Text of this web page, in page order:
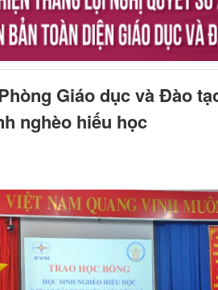
Giáo dục và Đào
nghèo hiếu học